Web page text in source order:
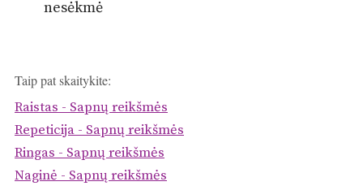
nesėkmė
Taip pat skaitykite:
Raistas - Sapnų reikšmės
Repeticija - Sapnų reikšmės
Ringas - Sapnų reikšmės
Naginė - Sapnų reikšmės